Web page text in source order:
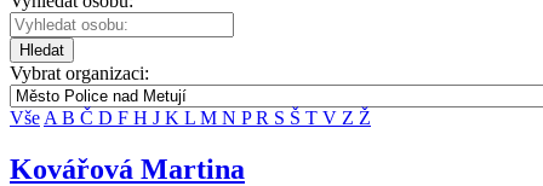
Hledat
Vybrat organizaci:
Vše A B Č D F H J K L M N PR S Š T V Z Ž
Kovářová Martina